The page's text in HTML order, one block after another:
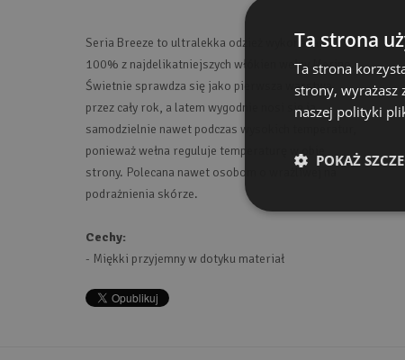
Seria Breeze to ultralekka odzież wykonana w
100% z najdelikatniejszych włókien wełny Merino.
Świetnie sprawdza się jako pierwsza warstwa
przez cały rok, a latem wygodnie nosi się ją
samodzielnie nawet podczas wysokich temperatur,
ponieważ wełna reguluje temperaturę w obie
strony. Polecana nawet osobom o wrażliwej na
podrażnienia skórze.
Cechy:
- Miękki przyjemny w dotyku materiał
Ta strona
Ta strona
strony, wyrażasz
naszej polityki
POKAŻ